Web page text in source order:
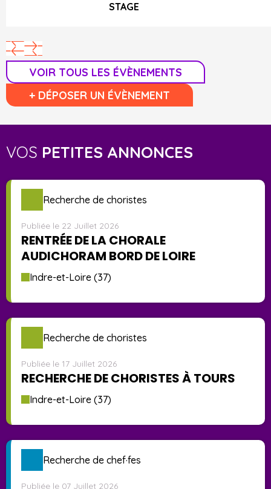
STAGE
VOIR TOUS LES ÉVÈNEMENTS
+ DÉPOSER UN ÉVÈNEMENT
VOS PETITES ANNONCES
Recherche de choristes
Publiée le 22 Juillet 2026
RENTRÉE DE LA CHORALE
AUDICHORAM BORD DE LOIRE
Indre-et-Loire (37)
Recherche de choristes
Publiée le 17 Juillet 2026
RECHERCHE DE CHORISTES À TOURS
Indre-et-Loire (37)
Recherche de chef·fes
Publiée le 07 Juillet 2026